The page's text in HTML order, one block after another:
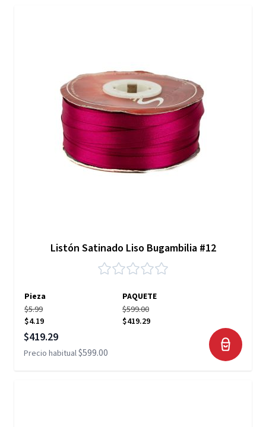
Listón Satinado Liso Bugambilia #12
Pieza
PAQUETE
$5.99
$4.19
$599.00
$419.29
Precio especial
$419.29
Precio habitual$599.00